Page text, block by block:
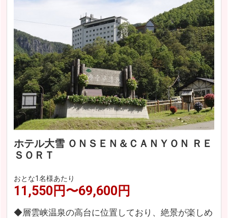
ホテル大雪 ＯＮＳＥＮ＆ＣＡＮＹＯＮ ＲＥ
ＳＯＲＴ
おとな1名様あたり
11,550円〜69,600円
◆層雲峡温泉の高台に位置しており、絶景が楽しめ